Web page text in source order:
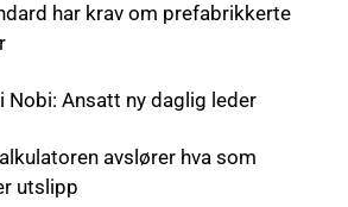
har krav om prefabrikkerte
Nobi: Ansatt ny daglig leder
avslører hva som
utslipp